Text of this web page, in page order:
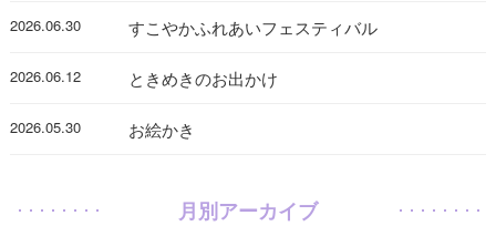
2026.06.30 すこやかふれあいフェスティバル
2026.06.12 ときめきのお出かけ
2026.05.30 お絵かき
月別アーカイブ